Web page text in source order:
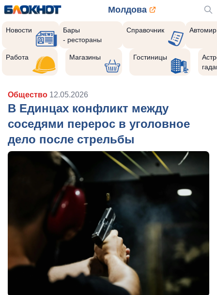
Молдова
Новости
Бары
- рестораны
Справочник Автомир
Работа Магазины Гостиницы
Общество 12.05.2026
В Единцах конфликт между
соседями перерос в уголовное
дело после стрельбы